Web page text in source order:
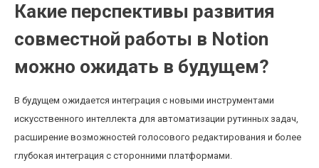
Какие перспективы развития
совместной работы в Notion
можно ожидать в будущем?
В будущем ожидается интеграция с новыми инструментами
искусственного интеллекта для автоматизации рутинных задач,
расширение возможностей голосового редактирования и более
глубокая интеграция с сторонними платформами.